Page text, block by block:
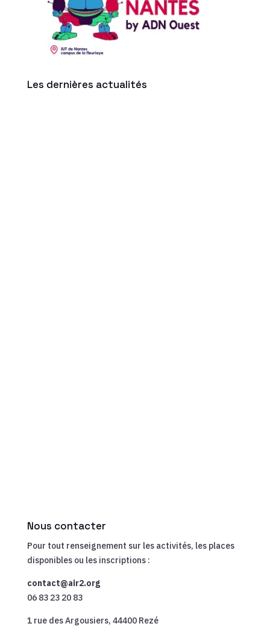
Les dernières actualités
Nous contacter
Pour tout renseignement sur les activités, les places
disponibles ou les inscriptions :
contact@air2.org
06 83 23 20 83
1 rue des Argousiers, 44400 Rezé